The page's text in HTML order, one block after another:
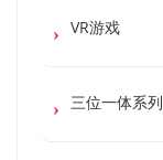
VR游戏
三位一体系列